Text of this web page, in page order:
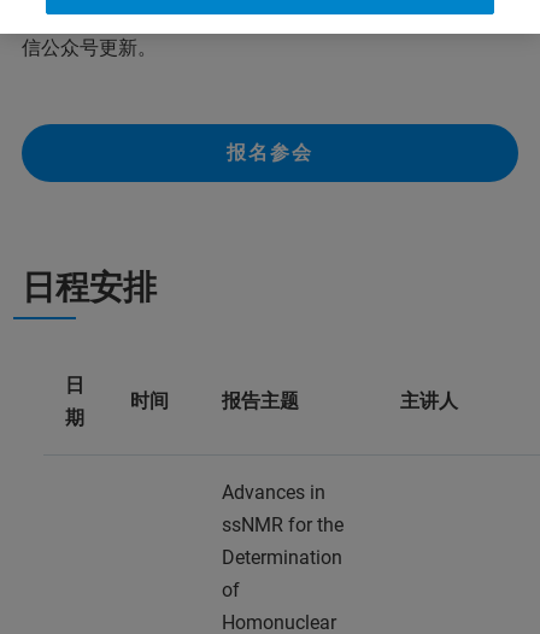
具体日程安排请关注布鲁克官网详情页及布鲁克磁共振微
信公众号更新。
报名参会
日程安排
日
期
时间 报告主题 主讲人
Advances in
ssNMR for the
Determination
of
Homonuclear